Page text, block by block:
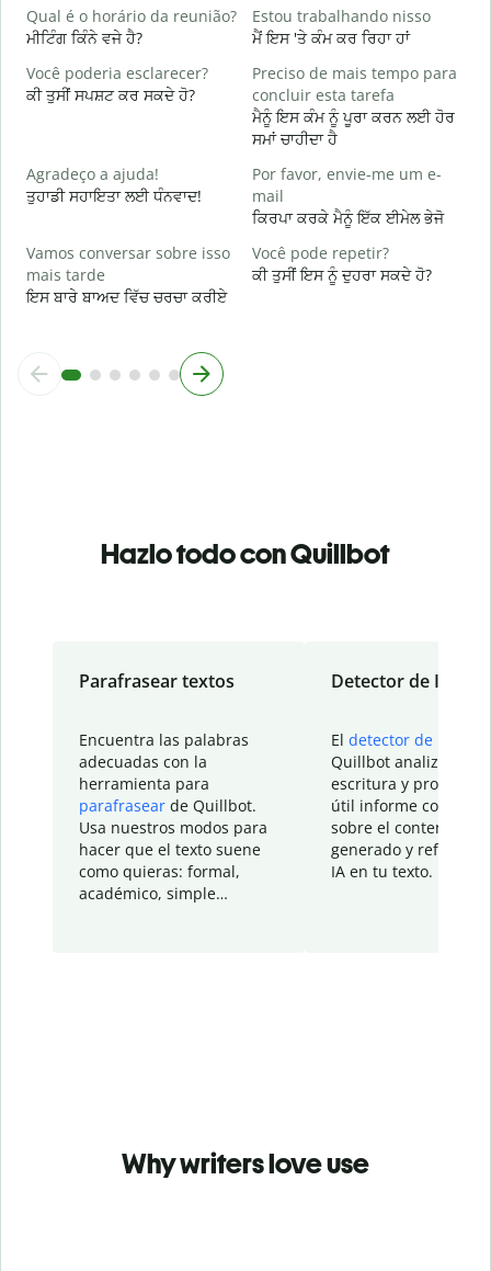
Qual é o horário da reunião?
ਮੀਟਿੰਗ ਕਿੰਨੇ ਵਜੇ ਹੈ?
Estou trabalhando nisso
ਮੈਂ ਇਸ 'ਤੇ ਕੰਮ ਕਰ ਰਿਹਾ ਹਾਂ
Você poderia esclarecer?
ਕੀ ਤੁਸੀਂ ਸਪਸ਼ਟ ਕਰ ਸਕਦੇ ਹੋ?
Preciso de mais tempo para
concluir esta tarefa
ਮੈਨੂੰ ਇਸ ਕੰਮ ਨੂੰ ਪੂਰਾ ਕਰਨ ਲਈ ਹੋਰ
ਸਮਾਂ ਚਾਹੀਦਾ ਹੈ
Agradeço a ajuda!
ਤੁਹਾਡੀ ਸਹਾਇਤਾ ਲਈ ਧੰਨਵਾਦ!
Por favor, envie-me um e-
mail
ਕਿਰਪਾ ਕਰਕੇ ਮੈਨੂੰ ਇੱਕ ਈਮੇਲ ਭੇਜੋ
Vamos conversar sobre isso
mais tarde
ਇਸ ਬਾਰੇ ਬਾਅਦ ਵਿੱਚ ਚਰਚਾ ਕਰੀਏ
Você pode repetir?
ਕੀ ਤੁਸੀਂ ਇਸ ਨੂੰ ਦੁਹਰਾ ਸਕਦੇ ਹੋ?
Hazlo todo con Quillbot
Parafrasear textos
Encuentra las palabras
adecuadas con la
herramienta para
parafrasear de Quillbot.
Usa nuestros modos para
hacer que el texto suene
como quieras: formal,
académico, simple…
Detector de IA
El detector de IA
Quillbot analiza tu
escritura y
útil informe con
sobre el contenido
generado y refinado
IA en tu texto.
Why writers love use